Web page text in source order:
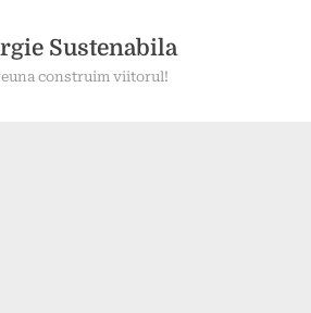
Sustenabila
construim viitorul!